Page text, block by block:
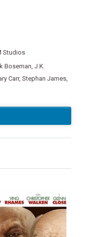
Studios
Boseman, J.K.
Carr, Stephan James,